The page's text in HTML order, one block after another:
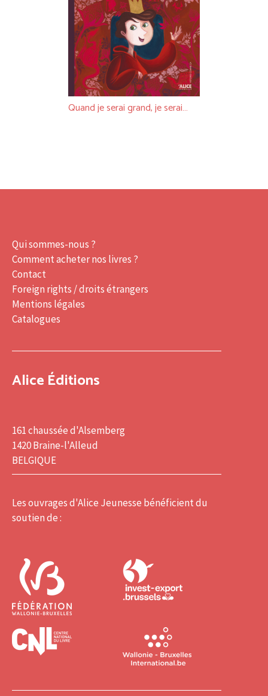
Quand je serai grand, je serai…
Qui sommes-nous ?
Comment acheter nos livres ?
Contact
Foreign rights / droits étrangers
Mentions légales
Catalogues
Alice Éditions
161 chaussée d'Alsemberg
1420 Braine-l'Alleud
BELGIQUE
Les ouvrages d'Alice Jeunesse bénéficient du
soutien de :